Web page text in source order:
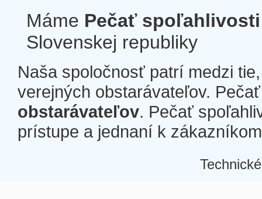
Máme Pečať spoľahlivosti
Slovenskej republiky
Naša spoločnosť patrí medzi
verejných obstarávateľov.
obstarávateľov. Pečať
prístupe a jednaní k